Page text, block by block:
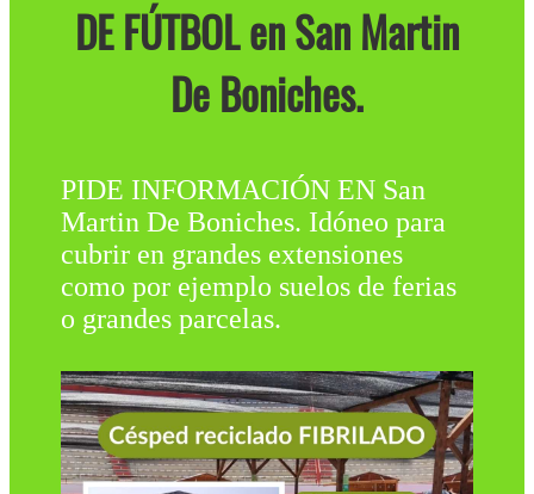
DE FÚTBOL en San Martin
De Boniches.
PIDE INFORMACIÓN EN San
Martin De Boniches. Idóneo para
cubrir en grandes extensiones
como por ejemplo suelos de ferias
o grandes parcelas.